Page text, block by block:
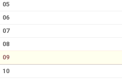
05
06
07
08
09
10